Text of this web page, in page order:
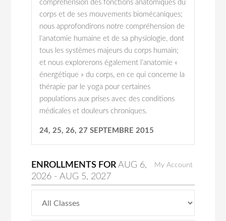
compréhension des fonctions anatomiques du
corps et de ses mouvements biomécaniques;
nous approfondirons notre compréhension de
l’anatomie humaine et de sa physiologie, dont
tous les systèmes majeurs du corps humain;
et nous explorerons également l’anatomie «
énergétique » du corps, en ce qui concerne la
thérapie par le yoga pour certaines
populations aux prises avec des conditions
médicales et douleurs chroniques.
24, 25, 26, 27 SEPTEMBRE 2015
My Account
ENROLLMENTS FORAUG 6,
2026 -AUG 5, 2027